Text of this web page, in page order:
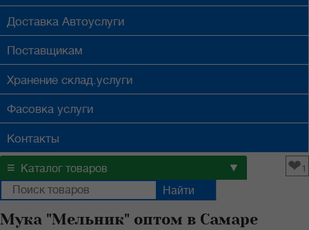
Доставка Автоуслуги
Поставщикам
Хранение склад.услуги
Фасовка услуги
Контакты
≡ Каталог товаров ▼ ❤1
Мука "Мельник" оптом в Самаре